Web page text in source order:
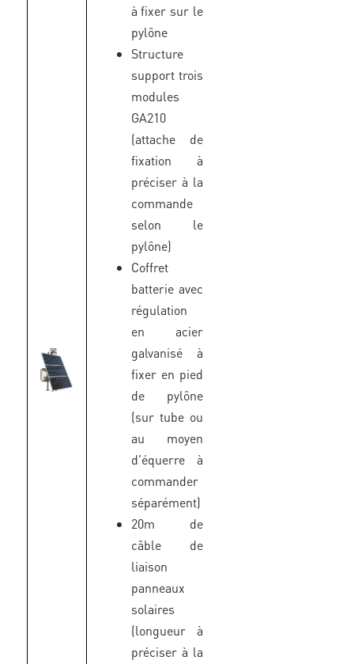
à fixer sur le
pylône
Structure
support trois
modules
GA210
(attache de
fixation à
préciser à la
commande
selon le
pylône)
Coffret
batterie avec
régulation
en acier
galvanisé à
fixer en pied
de pylône
(sur tube ou
au moyen
d'équerre à
commander
séparément)
20m de
câble de
liaison
panneaux
solaires
(longueur à
préciser à la